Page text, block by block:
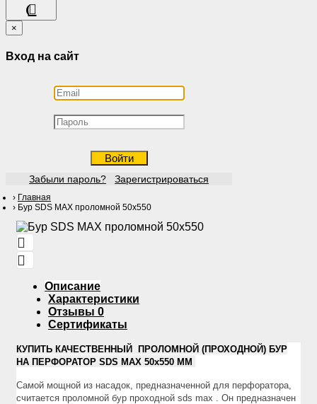
×
Вход на сайт
Войти
Забыли пароль? Зарегистрироваться
Главная
Бур SDS MAX проломной 50х550
Описание
Характеристики
Отзывы 0
Сертификаты
КУПИТЬ КАЧЕСТВЕННЫЙ ПРОЛОМНОЙ (ПРОХОДНОЙ) БУР
НА ПЕРФОРАТОР SDS MAX 50х550 ММ
Самой мощной из насадок, предназначенной для перфоратора,
считается проломной бур проходной sds max
Он предназначен